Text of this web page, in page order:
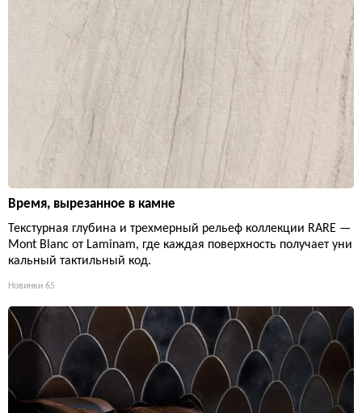
Время, вырезанное в камне
Текстурная глубина и трехмерный рельеф коллекции RARE —
Mont Blanc от Laminam, где каждая поверхность получает уни
кальный тактильный код.
Новинки 65